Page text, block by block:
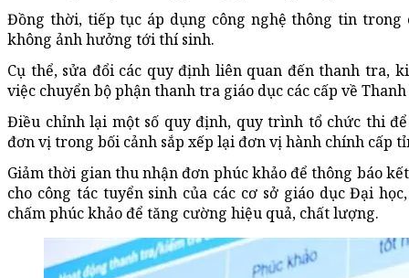
Đồng thời, tiếp tục áp dụng công nghệ thông tin
không ảnh hưởng tới thí sinh.
Cụ thể, sửa đổi các quy định liên quan đến thanh tra,
việc chuyển bộ phận thanh tra giáo dục các cấp về
Điều chỉnh lại một số quy định, quy trình tổ chức thi
đơn vị trong bối cảnh sắp xếp lại đơn vị hành chính cấp
Giảm thời gian thu nhận đơn phúc khảo để thông báo
cho công tác tuyển sinh của các cơ sở giáo dục Đại
chấm phúc khảo để tăng cường hiệu quả, chất lượng.